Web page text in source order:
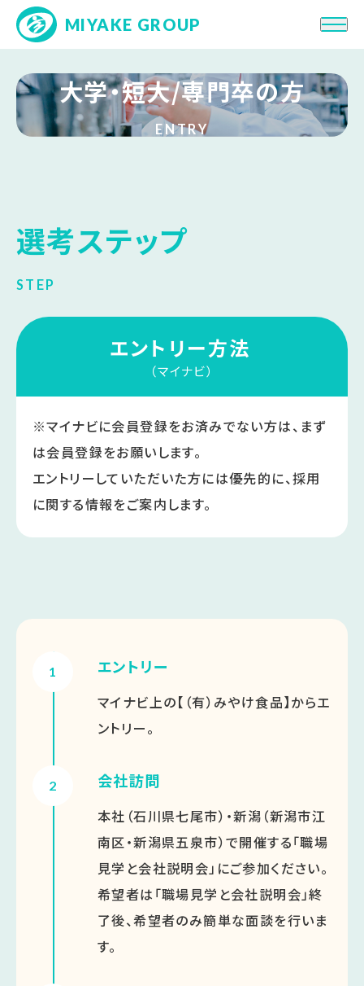
MIYAKE GROUP
会社紹介
求める人物像
働き方・制度
高校卒ENTRY!
大学・短大/専門卒の方
ENTRY
選考ステップ
STEP
エントリー方法
（マイナビ）
※マイナビに会員登録をお済みでない方は、まず
は会員登録をお願いします。
エントリーしていただいた方には優先的に、採用
に関する情報をご案内します。
1 エントリー
マイナビ上の【（有）みやけ食品】からエ
ントリー。
2 会社訪問
本社（石川県七尾市）・新潟（新潟市江
南区・新潟県五泉市）で開催する「職場
見学と会社説明会」にご参加ください。
希望者は「職場見学と会社説明会」終
了後、希望者のみ簡単な面談を行いま
す。